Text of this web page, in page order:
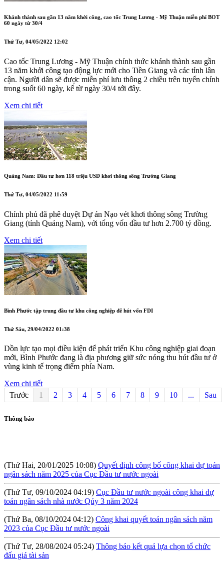
Khánh thành sau gần 13 năm khởi công, cao tốc Trung Lương - Mỹ Thuận miễn phí BOT
60 ngày từ 30/4
Thứ Tư, 04/05/2022 12:02
Cao tốc Trung Lương - Mỹ Thuận chính thức khánh thành sau gần
13 năm khởi công tạo động lực mới cho Tiền Giang và các tỉnh lân
cận. Người dân sẽ được miễn phí lưu thông 2 chiều trên tuyến chính
trong suốt 60 ngày, kể từ ngày 30/4 tới đây.
Xem chi tiết
Quảng Nam: Đầu tư hơn 118 triệu USD khơi thông sông Trường Giang
Thứ Tư, 04/05/2022 11:59
Chính phủ đã phê duyệt Dự án Nạo vét khơi thông sông Trường
Giang (tỉnh Quảng Nam), với tổng vốn đầu tư hơn 2.700 tỷ đồng.
Xem chi tiết
Bình Phước tập trung đầu tư khu công nghiệp để hút vốn FDI
Thứ Sáu, 29/04/2022 01:38
Dồn lực tạo mọi điều kiện để phát triển Khu công nghiệp giai đoạn
mới, Bình Phước đang là địa phương giữ sức nóng thu hút đầu tư ở
vùng kinh tế trọng điểm phía Nam.
Xem chi tiết
Trước
1 2 3 4 5 6 7 8 9 10 ... Sau
Thông báo
(Thứ Tư, 09/10/2024 04:19)Cục Đầu tư nước ngoài công khai dự
toán ngân sách nhà nước Qúy 3 năm 2024
(Thứ Ba, 08/10/2024 04:12)Công khai quyết toán ngân sách năm
2023 của Cục Đầu tư nước ngoài
(Thứ Tư, 28/08/2024 05:24)Thông báo kết quả lựa chọn tổ chức
đấu giá tài sản
(Thứ Sáu, 09/08/2024 10:57)